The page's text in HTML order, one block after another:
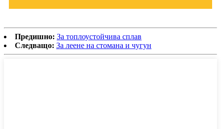
Предишно: За топлоустойчива сплав
Следващо: За леене на стомана и чугун